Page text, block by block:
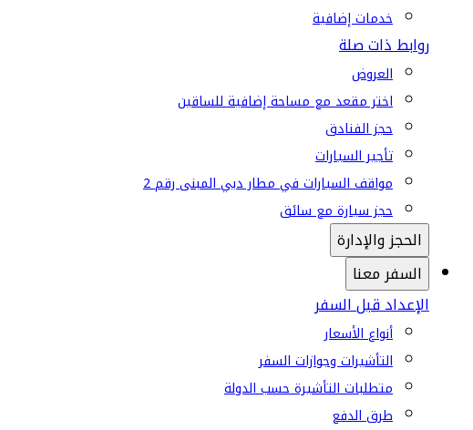
خدمات إضافية
روابط ذات صلة
العروض
اختر مقعد مع مساحة إضافية للساقين
حجز الفنادق
تأجير السيارات
مواقف السيارات في مطار دبي المبنى رقم 2
حجز سيارة مع سائق
الحجز والإدارة
السفر معنا
الإعداد قبل السفر
أنواع الأسعار
التأشيرات وجوازات السفر
متطلبات التأشيرة حسب الدولة
طرق الدفع